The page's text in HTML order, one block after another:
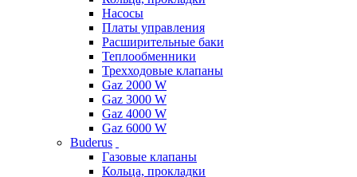
Насосы
Платы управления
Расширительные баки
Теплообменники
Трехходовые клапаны
Gaz 2000 W
Gaz 3000 W
Gaz 4000 W
Gaz 6000 W
Buderus
Газовые клапаны
Кольца, прокладки